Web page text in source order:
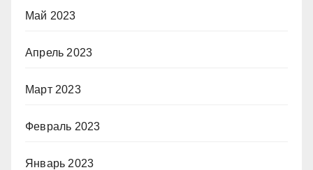
Май 2023
Апрель 2023
Март 2023
Февраль 2023
Январь 2023